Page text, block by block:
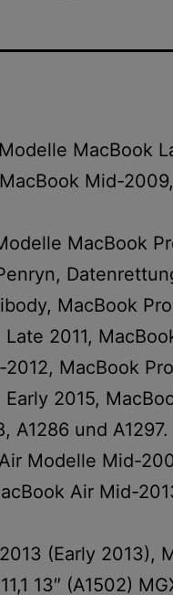
MacBook
Mid-
MacBook
MacBook
2011,
MacBook
2015,
A1286 und A1297.
Modelle Mid-
Air Mid-
(Early 2013),
13″ (A1502)